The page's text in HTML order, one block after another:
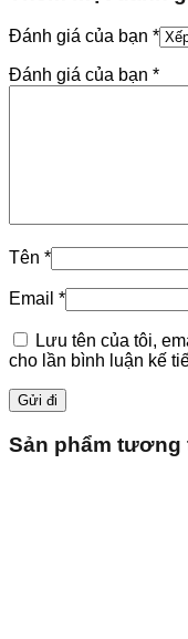
Đánh giá của bạn *
Đánh giá của bạn *
Tên *
Email *
Lưu tên của tôi,
cho lần bình luận kế
Sản phẩm tương